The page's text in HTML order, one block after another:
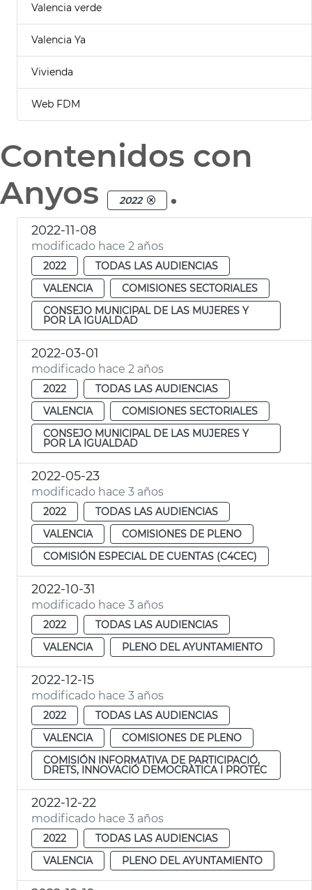
Valencia verde
Valencia Ya
Vivienda
Web FDM
Contenidos con
Anyos
2022 .
2022-11-08
modificado hace 2 años
2022
TODAS LAS AUDIENCIAS
VALENCIA
COMISIONES SECTORIALES
CONSEJO MUNICIPAL DE LAS MUJERES Y
POR LA IGUALDAD
2022-03-01
modificado hace 2 años
2022
TODAS LAS AUDIENCIAS
VALENCIA
COMISIONES SECTORIALES
CONSEJO MUNICIPAL DE LAS MUJERES Y
POR LA IGUALDAD
2022-05-23
modificado hace 3 años
2022
TODAS LAS AUDIENCIAS
VALENCIA
COMISIONES DE PLENO
COMISIÓN ESPECIAL DE CUENTAS (C4CEC)
2022-10-31
modificado hace 3 años
2022
TODAS LAS AUDIENCIAS
VALENCIA
PLENO DEL AYUNTAMIENTO
2022-12-15
modificado hace 3 años
2022
TODAS LAS AUDIENCIAS
VALENCIA
COMISIONES DE PLENO
COMISIÓN INFORMATIVA DE PARTICIPACIÓ,
DRETS, INNOVACIÓ DEMOCRÀTICA I PROTEC
2022-12-22
modificado hace 3 años
2022
TODAS LAS AUDIENCIAS
VALENCIA
PLENO DEL AYUNTAMIENTO